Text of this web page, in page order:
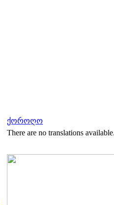
ქოროღო
There are no translations